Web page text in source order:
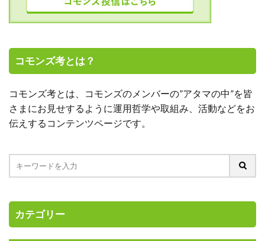
コモンズ考とは？
コモンズ考とは、コモンズのメンバーの”アタマの中”を皆
さまにお見せするように運用哲学や取組み、活動などをお
伝えするコンテンツページです。
カテゴリー